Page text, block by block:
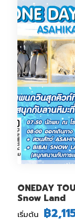
ONEDAY
Snow Land
เริ่มต้น ฿